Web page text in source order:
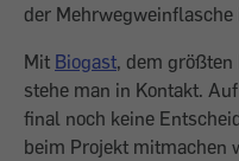
der
Mit Biogast, dem
stehe man in Kontakt.
final noch keine
beim Projekt mit­machen